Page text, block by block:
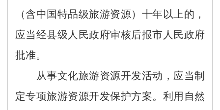
（含中国特品级旅游资源） 十年以上的 ，
应当经县级人民政府审核后报市人民政府
批准。
从事文化旅游资源开发活动 ， 应当制
定专项旅游资源开发保护方案。 利用自然